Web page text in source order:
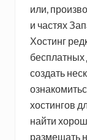
или,
и частях
Хостинг
бесплатных
создать
хостингов
найти
размещать